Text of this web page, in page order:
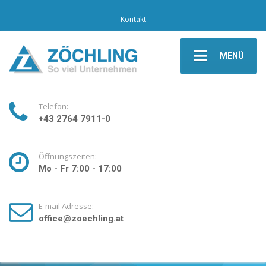
Kontakt
MENÜ
Telefon:
+43 2764 7911-0
Öffnungszeiten:
Mo - Fr 7:00 - 17:00
E-mail Adresse:
office@zoechling.at